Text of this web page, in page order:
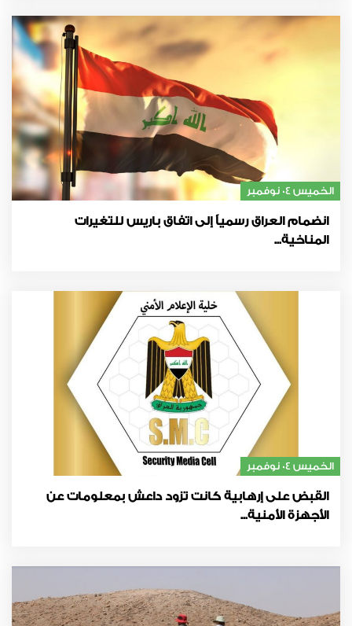
الخميس 04 نوفمبر
انضمام العراق رسمياً إلى اتفاق باريس للتغيرات
المناخية...
الخميس 04 نوفمبر
القبض على إرهابية كانت تزود داعش بمعلومات عن
الأجهزة الأمنية...